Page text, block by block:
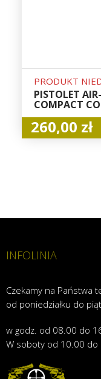
PRODUKT
PISTOLET
COMPACT
260,00 zł
INFOLINIA
Czekamy na Państwa
od poniedziałku do
w godz. od 08.00 do
W soboty od 10.00 do